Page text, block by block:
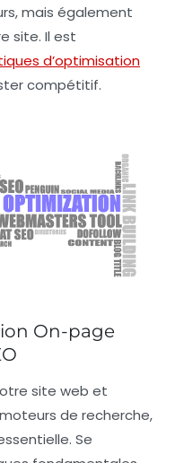
mais également
site. Il est
d’optimisation
compétitif.
On-page
site web et
de recherche,
Se